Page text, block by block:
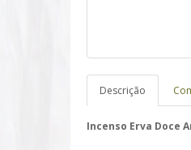
Descrição
Incenso Erva Doce